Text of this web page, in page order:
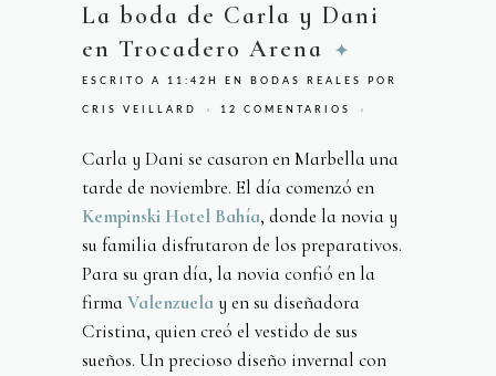
La boda de Carla y Dani
en Trocadero Arena
ESCRITO A 11:42H EN BODAS REALES POR
CRIS VEILLARD 12 COMENTARIOS
Carla y Dani se casaron en Marbella una
tarde de noviembre. El día comenzó en
Kempinski Hotel Bahía, donde la novia y
su familia disfrutaron de los preparativos.
Para su gran día, la novia confió en la
firma Valenzuela y en su diseñadora
Cristina, quien creó el vestido de sus
sueños. Un precioso diseño invernal con